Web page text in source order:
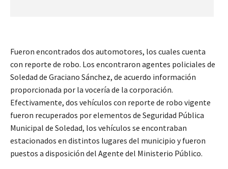
Fueron encontrados dos automotores, los cuales cuenta
con reporte de robo. Los encontraron agentes policiales de
Soledad de Graciano Sánchez, de acuerdo información
proporcionada por la vocería de la corporación.
Efectivamente, dos vehículos con reporte de robo vigente
fueron recuperados por elementos de Seguridad Pública
Municipal de Soledad, los vehículos se encontraban
estacionados en distintos lugares del municipio y fueron
puestos a disposición del Agente del Ministerio Público.